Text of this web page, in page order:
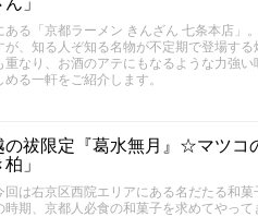
る「京都ラーメン きんざん 七条本店」
が、知る人ぞ知る名物が不定期で登場す
重なり、お酒のアテにもなるような力強
る一軒をご紹介します。
の祓限定『葛水無月』☆マツコ
」
は右京区西院エリアにある名だたる和菓
期、京都人必食の和菓子を求めてやって